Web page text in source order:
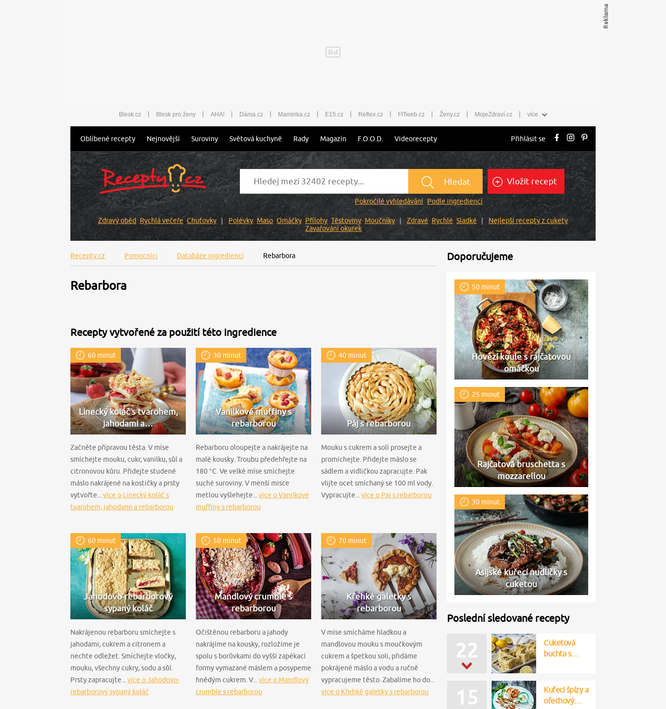
Blesk.cz | Blesk pro ženy | AHA! | Dáma.cz | Maminka.cz | E15.cz | Reflex.cz | FITweb.cz | Ženy.cz | MojeZdraví.cz | více
Oblíbené recepty Nejnovější Suroviny Světová kuchyně Rady Magazín F.O.O.D. Videorecepty Přihlásit se
Hledat
Pokročilé vyhledávání Podle ingrediencí
Vložit recept
Zdravý oběd Rychlá večeře Chuťovky Polévky Maso Omáčky Přílohy Těstoviny Moučníky Zdravé Rychlé Sladké
Nejlepší recepty z cukety
Zavařování okurek
Recepty.cz Pomocníci Databáze ingrediencí Rebarbora
Rebarbora
Recepty vytvořené za použití této ingredience
60 minut
Linecký koláč s tvarohem,
jahodami a…
Začněte přípravou těsta. V míse
smíchejte mouku, cukr, vanilku, sůl a
citronovou kůru. Přidejte studené
máslo nakrájené na kostičky a prsty
vytvořte... více o Linecký koláč s
tvarohem, jahodami a rebarborou
30 minut
Vanilkové muffiny s
rebarborou
Rebarboru oloupejte a nakrájejte na
malé kousky. Troubu předehřejte na
180 °C. Ve velké míse smíchejte
suché suroviny. V menší misce
metlou vyšlehejte...více o Vanilkové
muffiny s rebarborou
40 minut
Páj s rebarborou
Mouku s cukrem a solí prosejte a
promíchejte. Přidejte máslo se
sádlem a vidličkou zapracujte. Pak
vlijte ocet smíchaný se 100 ml vody.
Vypracujte...více o Páj s rebarborou
60 minut
Jahodovo-rebarborový
sypaný koláč
Nakrájenou rebarboru smíchejte s
jahodami, cukrem a citronem a
nechte odležet. Smíchejte vločky,
mouku, všechny cukry, sodu a sůl.
Prsty zapracujte... více o Jahodovo-
rebarborový sypaný koláč
50 minut
Mandlový crumble s
rebarborou
Očištěnou rebarboru a jahody
nakrájíme na kousky, rozložíme je
spolu s borůvkami do vyšší zapékací
formy vymazané máslem a posypeme
hnědým cukrem. V...více o Mandlový
crumble s rebarborou
70 minut
Křehké galetky s
rebarborou
V míse smícháme hladkou a
mandlovou mouku s moučkovým
cukrem a špetkou soli, přidáme
pokrájené máslo a vodu a ručně
vypracujeme těsto. Zabalíme ho do...
více o Křehké galetky s rebarborou
Doporučujeme
50 minut
Hovězí koule s rajčatovou
omáčkou
25 minut
Rajčatová bruschetta s
mozzarellou
30 minut
Asijské kuřecí nudličky s
cuketou
Poslední sledované recepty
22
Cuketová
buchta s…
15
Kuřecí špízy a
ořechový…